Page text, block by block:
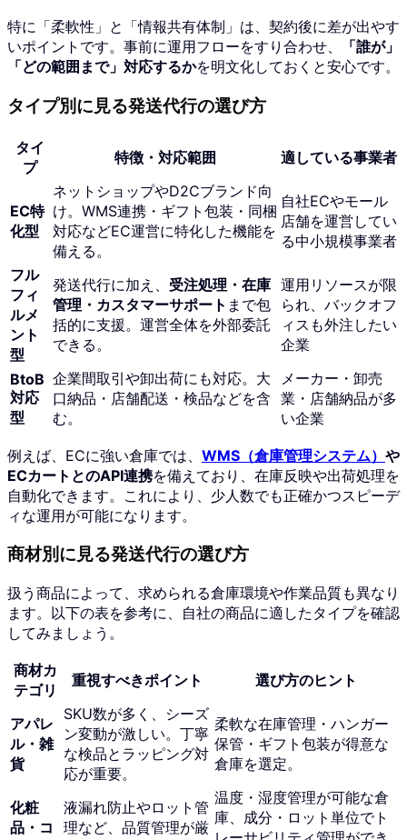
特に「柔軟性」と「情報共有体制」は、契約後に差が出やす
いポイントです。事前に運用フローをすり合わせ、
「誰が」
「どの範囲まで」対応するかを明文化しておくと安心です。
タイプ別に見る発送代行の選び方
タイ
プ
特徴・対応範囲 適している事業者
EC特
化型
ネットショップやD2Cブランド向
け。WMS連携・ギフト包装・同梱
対応などEC運営に特化した機能を
備える。
自社ECやモール
店舗を運営してい
る中小規模事業者
フル
フィ
ルメ
ント
型
発送代行に加え、 受注処理・在庫
管理・カスタマーサポート まで包
括的に支援。運営全体を外部委託
できる。
運用リソースが限
られ、バックオフ
ィスも外注したい
企業
BtoB
対応
型
企業間取引や卸出荷にも対応。大
口納品・店舗配送・検品などを含
む。
メーカー・卸売
業・店舗納品が多
い企業
例えば、ECに強い倉庫では、 WMS（倉庫管理システム） や
ECカートとのAPI連携を備えており、在庫反映や出荷処理を
自動化できます。これにより、少人数でも正確かつスピーデ
ィな運用が可能になります。
商材別に見る発送代行の選び方
扱う商品によって、求められる倉庫環境や作業品質も異なり
ます。以下の表を参考に、自社の商品に適したタイプを確認
してみましょう。
商材カ
テゴリ
重視すべきポイント 選び方のヒント
アパレ
ル・雑
貨
SKU数が多く、シーズ
ン変動が激しい。丁寧
な検品とラッピング対
応が重要。
柔軟な在庫管理・ハンガー
保管・ギフト包装が得意な
倉庫を選定。
化粧
品・コ
液漏れ防止やロット管
理など、品質管理が厳
温度・湿度管理が可能な倉
庫、成分・ロット単位でト